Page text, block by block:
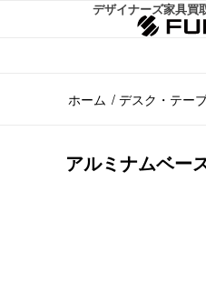
デザイナーズ家具買
ホーム / デスク・テー
アルミナムベー